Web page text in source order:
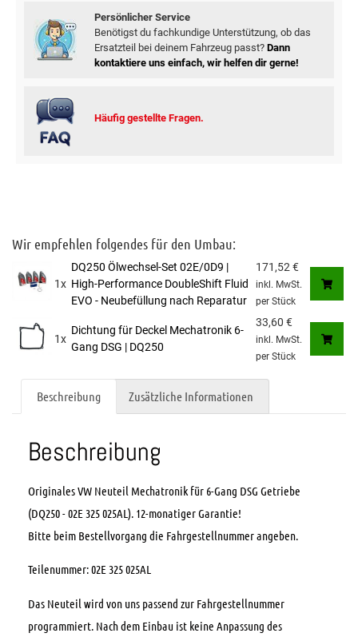
Persönlicher Service
Benötigst du fachkundige Unterstützung, ob das
Ersatzteil bei deinem Fahrzeug passt? Dann
kontaktiere uns einfach, wir helfen dir gerne!
Häufig gestellte Fragen.
Wir empfehlen folgendes für den Umbau:
1x
DQ250 Ölwechsel-Set 02E/0D9 |
High-Performance DoubleShift Fluid
EVO - Neubefüllung nach Reparatur
171,52€
inkl. MwSt.
per Stück
1x
Dichtung für Deckel Mechatronik 6-
Gang DSG | DQ250
33,60 €
inkl. MwSt.
per Stück
Beschreibung Zusätzliche Informationen
Beschreibung
Originales VW Neuteil Mechatronik für 6-Gang DSG Getriebe
(DQ250 - 02E 325 025AL). 12-monatiger Garantie!
Bitte beim Bestellvorgang die Fahrgestellnummer angeben.
Teilenummer: 02E 325 025AL
Das Neuteil wird von uns passend zur Fahrgestellnummer
programmiert. Nach dem Einbau ist keine Anpassung des